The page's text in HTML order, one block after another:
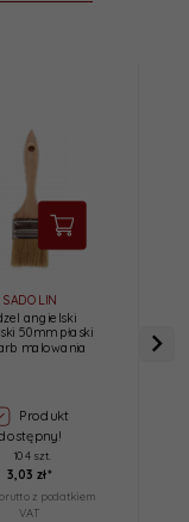
SADOLIN
angielski
50mm płaski
malowania
Produkt
104 szt.
3, 03 zł*
z podatkiem
VAT